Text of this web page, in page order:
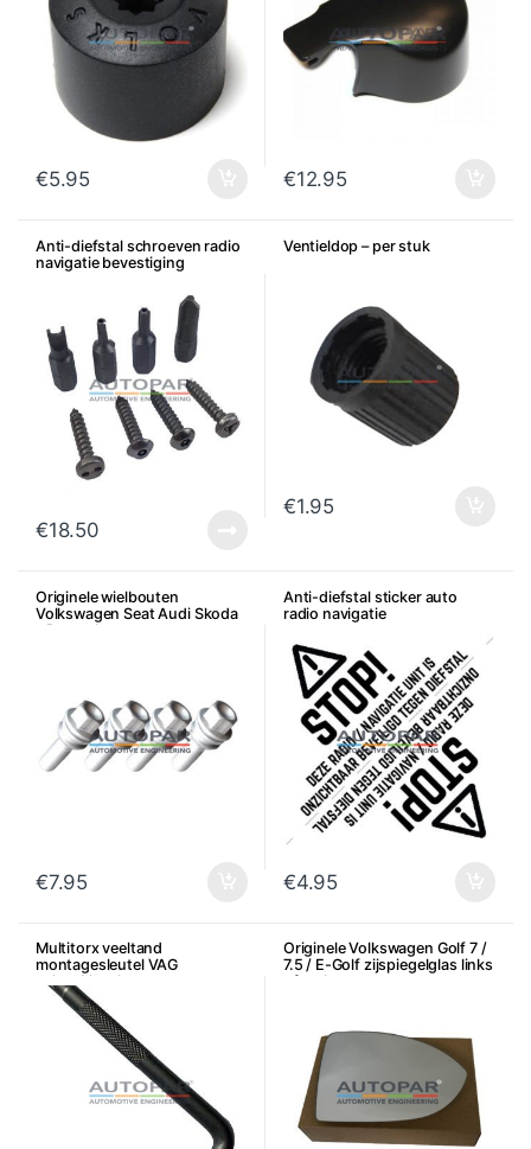
€5.95 €12.95
Anti-diefstal schroeven radio
navigatie bevestiging
€18.50
Ventieldop – per stuk
€1.95
Originele wielbouten
Volkswagen Seat Audi Skoda
– Per stuk
€7.95
Anti-diefstal sticker auto
radio navigatie
€4.95
Multitorx veeltand
montagesleutel VAG
achterklepslot
Originele Volkswagen Golf 7 /
7.5 / E-Golf zijspiegelglas links
of rechts